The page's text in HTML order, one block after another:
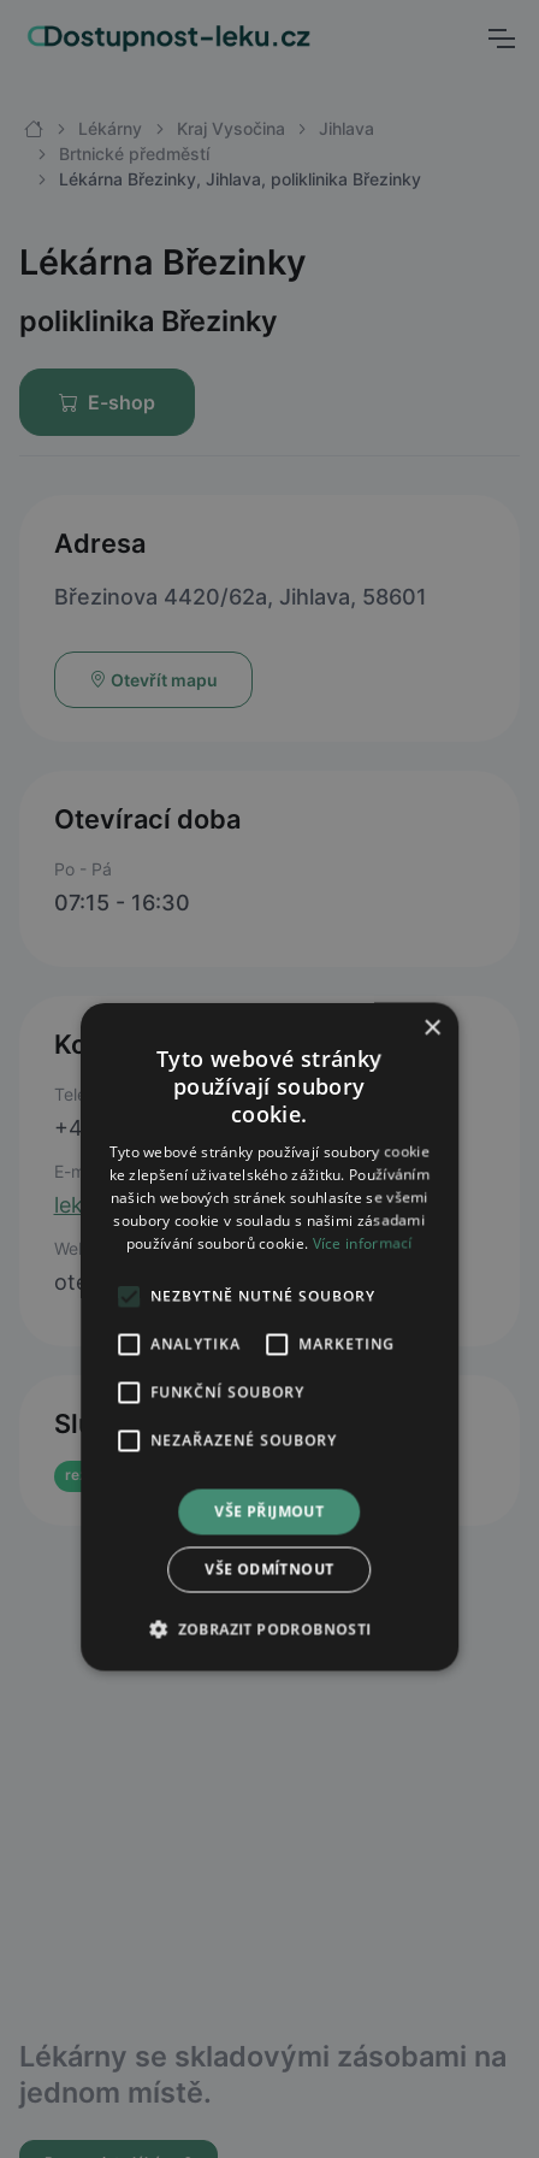
Lékárny Kraj Vysočina
Jihlava
Brtnické předměstí
Lékárna Březinky, Jihlava, poliklinika Březinky
Lékárna Březinky
poliklinika Březinky
E-shop
Adresa
Březinova 4420/62a, Jihlava, 58601
Otevřít mapu
Otevírací doba
Po - Pá
07:15 - 16:30
Kontakty
Telefon
+420 720 040 638
E-mail
lekarnabrezinky@lekarenskyholding.cz
Web
otevřít web
Služby
rezervace eReceptu
Lékárny se skladovými zásobami na
jednom místě.
×
Tyto webové stránky
používají soubory
cookie.
Tyto webové stránky používají soubory cookie
ke zlepšení uživatelského zážitku. Používáním
našich webových stránek souhlasíte se všemi
soubory cookie v souladu s našimi zásadami
používání souborů cookie. Více informací
NEZBYTNĚ NUTNÉ SOUBORY
ANALYTIKA MARKETING
FUNKČNÍ SOUBORY
NEZAŘAZENÉ SOUBORY
VŠE PŘIJMOUT
VŠE ODMÍTNOUT
ZOBRAZIT PODROBNOSTI